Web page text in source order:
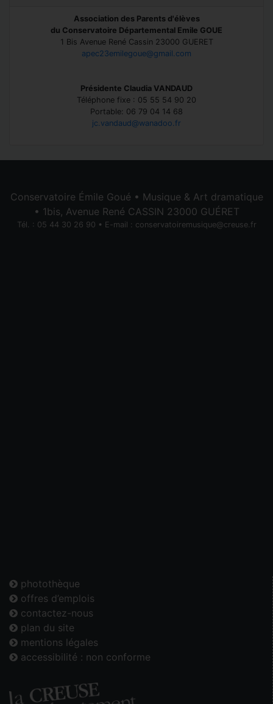
Association des Parents d'élèves
du Conservatoire Départemental Emile GOUE
1 Bis Avenue René Cassin 23000 GUERET
apec23emilegoue@gmail.com
Présidente Claudia VANDAUD
Téléphone fixe : 05 55 54 90 20
Portable: 06 79 04 14 68
jc.vandaud@wanadoo.fr
Conservatoire Émile Goué • Musique & Art dramatique
• 1bis, Avenue René CASSIN 23000 GUÉRET
Tél. : 05 44 30 26 90 • E-mail : conservatoiremusique@creuse.fr
photothèque
offres d’emplois
contactez-nous
plan du site
mentions légales
accessibilité : non conforme